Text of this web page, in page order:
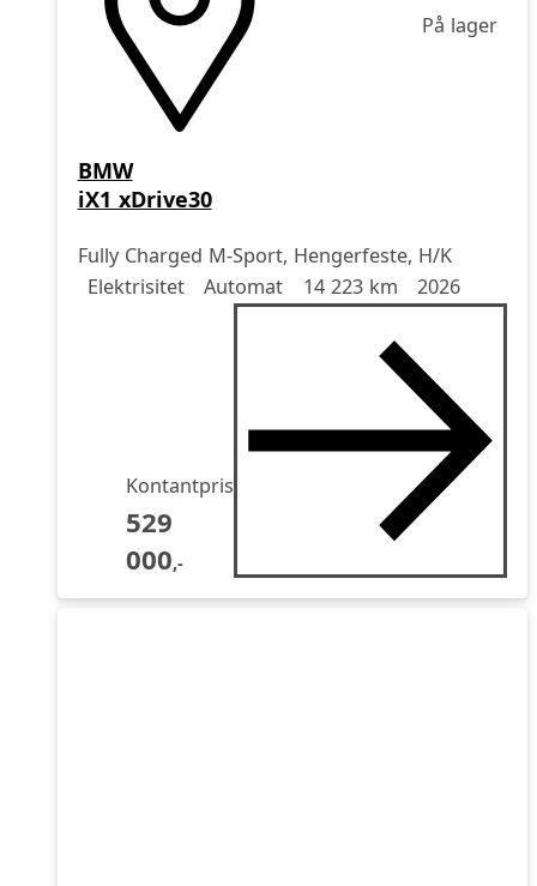
På lager
BMW
iX1 xDrive30
Fully Charged M-Sport, Hengerfeste, H/K
Drivstoff
Elektrisitet
Girkasse Automat
Kjørelengde 14 223 km
årsmodell 2026
Kontantpris
529
000,-